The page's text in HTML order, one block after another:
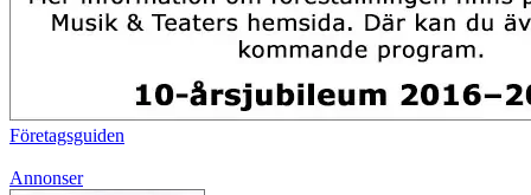
Företagsguiden
Annonser